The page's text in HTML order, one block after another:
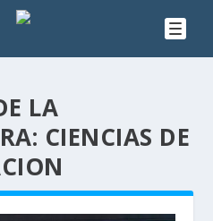
LA
CIENCIAS DE